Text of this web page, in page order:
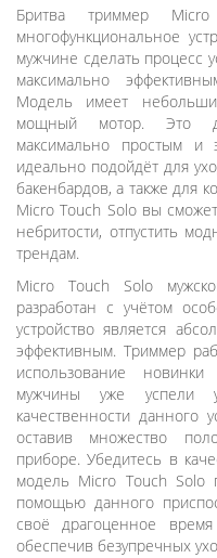
Бритва триммер
многофункциональное
мужчине сделать процесс
максимально
Модель имеет
мощный мотор. Это
максимально простым и
идеально подойдёт для
бакенбардов, а также для
Micro Touch Solo вы
небритости, отпустить
трендам.
Micro Touch Solo
разработан с учётом
устройство является
эффективным. Триммер
использование
мужчины уже успели
качественности данного
оставив множество
приборе. Убедитесь в
модель Micro Touch
помощью данного
своё драгоценное
обеспечив безупречных